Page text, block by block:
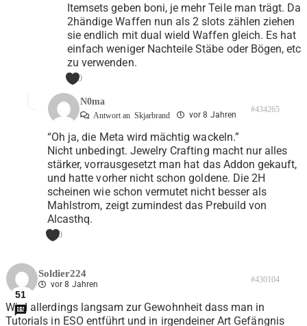
Itemsets geben boni, je mehr Teile man trägt. Da
2händige Waffen nun als 2 slots zählen ziehen
sie endlich mit dual wield Waffen gleich. Es hat
einfach weniger Nachteile Stäbe oder Bögen, etc
zu verwenden.
0
N0ma
Antwort an Skjarbrand vor 8 Jahren
#434265
“Oh ja, die Meta wird mächtig wackeln.”
Nicht unbedingt. Jewelry Crafting macht nur alles
stärker, vorrausgesetzt man hat das Addon gekauft,
und hatte vorher nicht schon goldene. Die 2H
scheinen wie schon vermutet nicht besser als
Mahlstrom, zeigt zumindest das Prebuild von
Alcasthq.
0
Soldier224
vor 8 Jahren #430104
Wird allerdings langsam zur Gewohnheit dass man in
Tutorials in ESO entführt und in irgendeiner Art Gefängnis
51